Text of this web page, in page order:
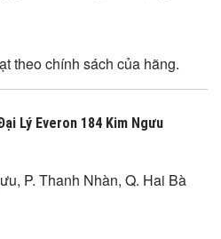
theo chính sách của hãng.
Lý Everon 184 Kim Ngưu
P. Thanh Nhàn, Q. Hai Bà